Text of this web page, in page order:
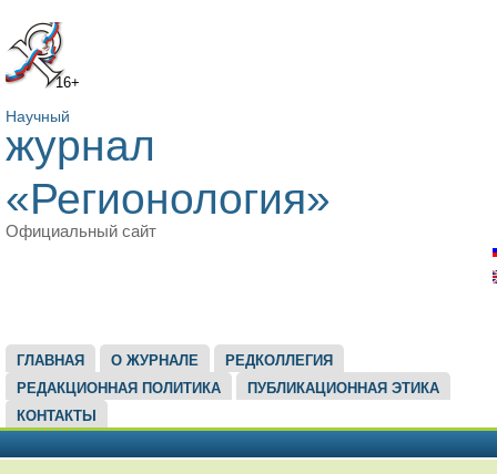
16+
Научный
журнал
«Регионология»
Официальный сайт
ГЛАВНОЕ МЕНЮ
ГЛАВНАЯ О ЖУРНАЛЕ
РЕДКОЛЛЕГИЯ
РЕДАКЦИОННАЯ ПОЛИТИКА
ПУБЛИКАЦИОННАЯ ЭТИКА
КОНТАКТЫ